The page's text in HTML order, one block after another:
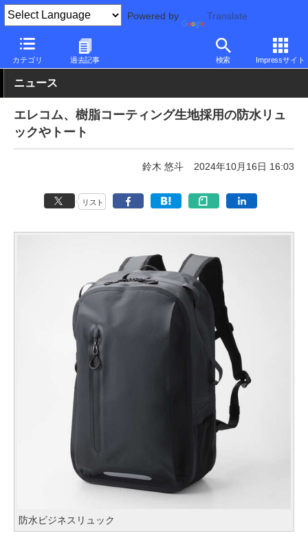
Powered by Translate
カテゴリ 過去記事 検索 Impressサイト
PC Watch 半導体/周辺機器
ニュース
エレコム、樹脂コーティング生地採用の防水リュ
ックやトート
鈴木 悠斗 2024年10月16日 16:03
リスト
防水ビジネスリュック